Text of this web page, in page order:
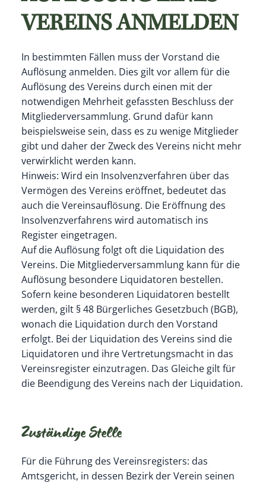
VEREINS ANMELDEN
In bestimmten Fällen muss der Vorstand die
Auflösung anmelden. Dies gilt vor allem für die
Auflösung des Vereins durch einen mit der
notwendigen Mehrheit gefassten Beschluss der
Mitgliederversammlung. Grund dafür kann
beispielsweise sein, dass es zu wenige Mitglieder
gibt und daher der Zweck des Vereins nicht mehr
verwirklicht werden kann.
Hinweis: Wird ein Insolvenzverfahren über das
Vermögen des Vereins eröffnet, bedeutet das
auch die Vereinsauflösung. Die Eröffnung des
Insolvenzverfahrens wird automatisch ins
Register eingetragen.
Auf die Auflösung folgt oft die Liquidation des
Vereins. Die Mitgliederversammlung kann für die
Auflösung besondere Liquidatoren bestellen.
Sofern keine besonderen Liquidatoren bestellt
werden, gilt § 48 Bürgerliches Gesetzbuch (BGB),
wonach die Liquidation durch den Vorstand
erfolgt. Bei der Liquidation des Vereins sind die
Liquidatoren und ihre Vertretungsmacht in das
Vereinsregister einzutragen. Das Gleiche gilt für
die Beendigung des Vereins nach der Liquidation.
Zuständige Stelle
Für die Führung des Vereinsregisters: das
Amtsgericht, in dessen Bezirk der Verein seinen